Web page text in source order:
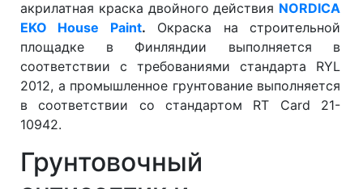
акрилатная краска двойного действия NORDICA
EKO House Paint. Окраска на строительной
площадке в Финляндии выполняется в
соответствии с требованиями стандарта RYL
2012, а промышленное грунтование выполняется
в соответствии со стандартом RT Card 21-
10942.
Грунтовочный